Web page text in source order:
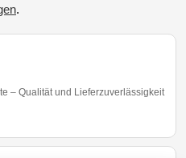
.
– Qualität und Lieferzuverlässigkeit